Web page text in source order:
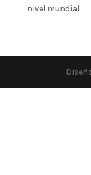
nivel mundial